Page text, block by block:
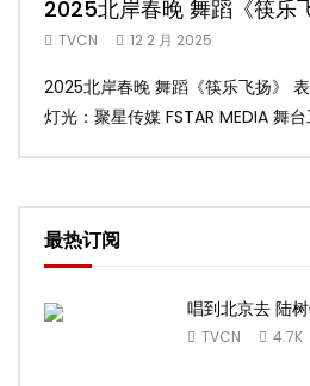
2025北岸春晚 舞蹈《筷乐
TVCN 12 2 月 2025
2025北岸春晚 舞蹈《筷乐飞扬》
灯光：聚星传媒 FSTAR MEDIA 舞
最热订阅
唱到北京去 陆
TVCN 4.7K